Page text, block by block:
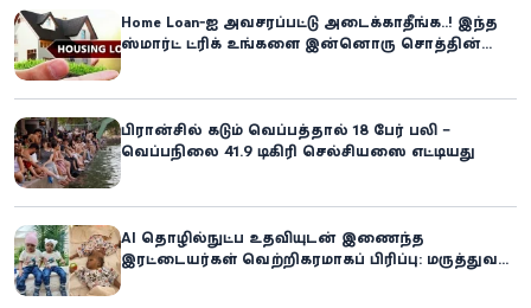
Home Loan-ஐ அவசரப்பட்டு அடைக்காதீங்க..! இந்த
ஸ்மார்ட் ட்ரிக் உங்களை இன்னொரு சொத்தின்
பிரான்சில் கடும் வெப்பத்தால் 18 பேர் பலி –
வெப்பநிலை 41.9 டிகிரி செல்சியஸை எட்டியது
AI தொழில்நுட்ப உதவியுடன் இணைந்த
இரட்டையர்கள் வெற்றிகரமாகப் பிரிப்பு: மருத்துவ